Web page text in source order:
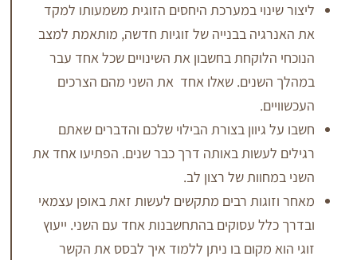
במערכת היחסים הזוגית משמעותו למקד
בבנייה של זוגיות חדשה, מותאמת למצב
הלוקחת בחשבון את השינויים שכל אחד עבר
השנים. שאלו אחד את השני מהם הצרכים
גיוון בצורת הבילוי שלכם והדברים שאתם
לעשות באותה דרך כבר שנים. הפתיעו אחד את
של רצון לב.
רבים מתקשים לעשות זאת באופן עצמאי
עסוקים בהתחשבנות אחד עם השני. ייעוץ
מקום בו ניתן ללמוד איך לבסס את הקשר